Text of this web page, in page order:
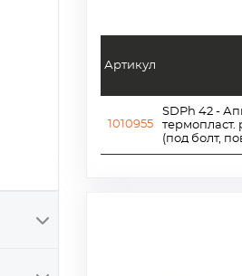
Артикул
1010955
SDPh 42 -
(под болт,